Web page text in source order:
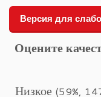
Версия для
Оцените
Низкое (59%,